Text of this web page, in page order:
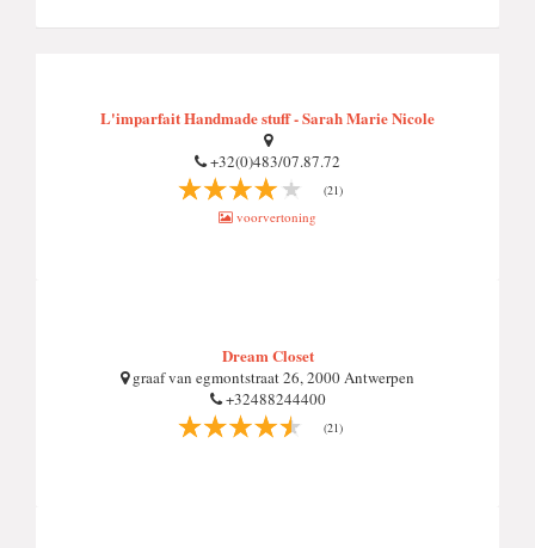
L'imparfait Handmade stuff - Sarah Marie Nicole
+32(0)483/07.87.72
(21)
voorvertoning
Dream Closet
graaf van egmontstraat 26, 2000 Antwerpen
+32488244400
(21)